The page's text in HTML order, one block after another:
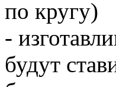
по кругу)
-
будут